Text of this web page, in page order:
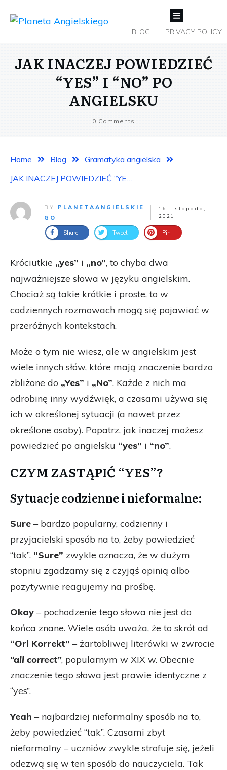
BLOG PRIVACY POLICY
JAK INACZEJ POWIEDZIEĆ
“YES” I “NO” PO
ANGIELSKU
0 Comments
Home Blog
Gramatyka angielska
BY PLANETAANGIELSKIE
GO
16 listopada,
2021
Share Tweet Pin
Króciutkie „yes” i „no”, to chyba dwa
najważniejsze słowa w języku angielskim.
Chociaż są takie krótkie i proste, to w
codziennych rozmowach mogą się pojawiać w
przeróżnych kontekstach.
Może o tym nie wiesz, ale w angielskim jest
wiele innych słów, które mają znaczenie bardzo
zbliżone do „Yes” i „No”. Każde z nich ma
odrobinę inny wydźwięk, a czasami używa się
ich w określonej sytuacji (a nawet przez
określone osoby). Popatrz, jak inaczej możesz
powiedzieć po angielsku “yes” i “no”.
CZYM ZASTĄPIĆ “YES”?
Sytuacje codzienne i nieformalne:
Sure – bardzo popularny, codzienny i
przyjacielski sposób na to, żeby powiedzieć
“tak”. “Sure” zwykle oznacza, że w dużym
stopniu zgadzamy się z czyjąś opinią albo
pozytywnie reagujemy na prośbę.
Okay – pochodzenie tego słowa nie jest do
końca znane. Wiele osób uważa, że to skrót od
“Orl Korrekt” – żartobliwej literówki w zwrocie
“all correct”, popularnym w XIX w. Obecnie
znaczenie tego słowa jest prawie identyczne z
“yes”.
Yeah – najbardziej nieformalny sposób na to,
żeby powiedzieć “tak”. Czasami zbyt
nieformalny – uczniów zwykle strofuje się, jeżeli
odezwą się w ten sposób do nauczyciela. Tak